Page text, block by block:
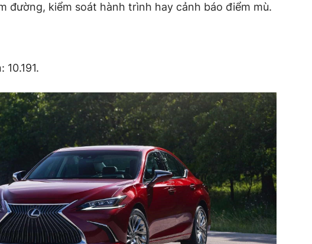
đường, kiểm soát hành trình hay cảnh báo điểm mù.